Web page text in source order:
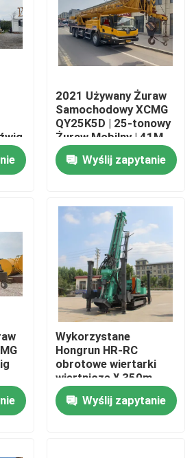
z pompą do betonu
2021 Używany Żuraw
Samochodowy XCMG
QY25K5D | 25-tonowy
Żuraw Mobilny | 41M
5-sekcyjny Wysięgnik
GłównyWyślij zapytanie
Wykorzystane
Hongrun HR-RC
obrotowe wiertarki
wiertnicze ¥ 350m
Maksymalna
głębokość, wiertarki
wodne napędzane
Wyślij zapytanie